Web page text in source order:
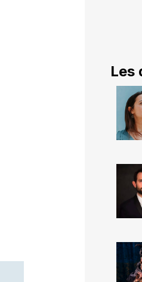
Les